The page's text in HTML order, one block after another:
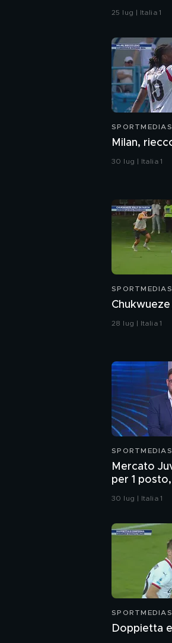
infiamma il
25 lug | Italia 1
Milan,
30 lug | Italia 1
28 lug | Italia 1
Mercato
per 1
30 lug | Italia 1
Doppietta